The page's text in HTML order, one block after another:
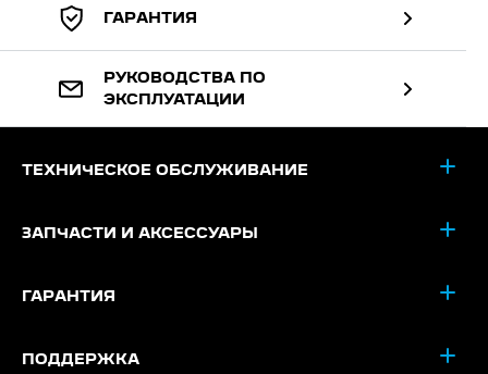
ГАРАНТИЯ
РУКОВОДСТВА ПО
ЭКСПЛУАТАЦИИ
ТЕХНИЧЕСКОЕ ОБСЛУЖИВАНИЕ
ЗАПЧАСТИ И АКСЕССУАРЫ
ГАРАНТИЯ
ПОДДЕРЖКА